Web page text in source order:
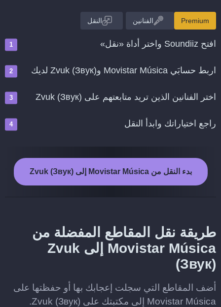
Premium الفنانين النقل
افتح Soundiiz واختر أداة «نقل»
اربط حسابَي Movistar Música وZvuk (Звук) لديك
اختر الفنانين الذين تريد متابعتهم على Zvuk (Звук)
راجع اختياراتك وابدأ النقل
بدء النقل من Movistar Música إلى Zvuk (Звук)
طريقة نقل المقاطع المفضلة من
Movistar Música إلى Zvuk
(Звук)
أضف المقاطع التي سجلت إعجابك بها أو حفظتها على
Movistar Música إلى مكتبتك على Zvuk (Звук).